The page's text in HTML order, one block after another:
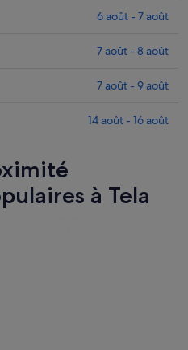
6 août - 7 août
7 août - 8 août
7 août - 9 août
14 août - 16 août
à Tela